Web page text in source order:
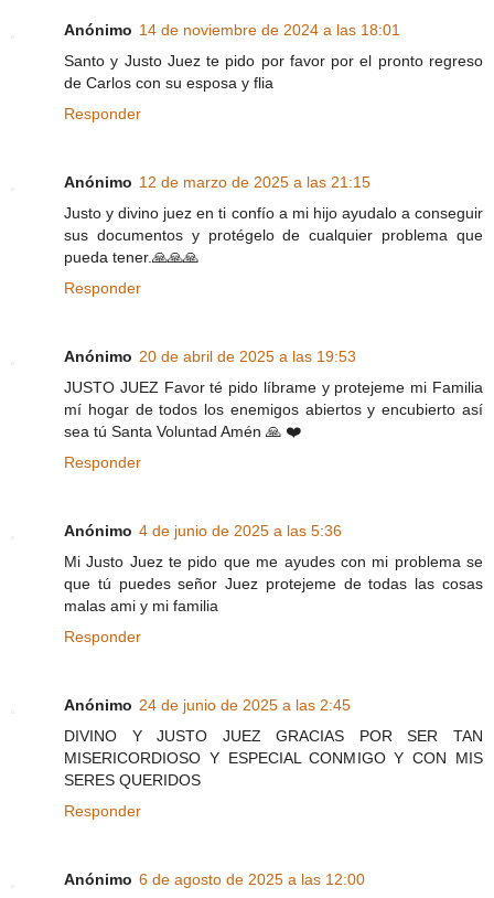
Anónimo 14 de noviembre de 2024 a las 18:01
Santo y Justo Juez te pido por favor por el pronto regreso
de Carlos con su esposa y flia
Responder
Anónimo 12 de marzo de 2025 a las 21:15
Justo y divino juez en ti confío a mi hijo ayudalo a conseguir
sus documentos y protégelo de cualquier problema que
pueda tener.🙏🙏🙏
Responder
Anónimo 20 de abril de 2025 a las 19:53
JUSTO JUEZ Favor té pido líbrame y protejeme mi Familia
mí hogar de todos los enemigos abiertos y encubierto así
sea tú Santa Voluntad Amén 🙏 ❤️
Responder
Anónimo 4 de junio de 2025 a las 5:36
Mi Justo Juez te pido que me ayudes con mi problema se
que tú puedes señor Juez protejeme de todas las cosas
malas ami y mi familia
Responder
Anónimo 24 de junio de 2025 a las 2:45
DIVINO Y JUSTO JUEZ GRACIAS POR SER TAN
MISERICORDIOSO Y ESPECIAL CONMIGO Y CON MIS
SERES QUERIDOS
Responder
Anónimo 6 de agosto de 2025 a las 12:00